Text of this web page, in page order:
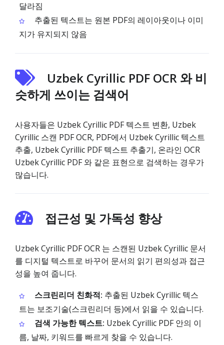
달라짐
추출된 텍스트는 원본 PDF의 레이아웃이나 이미
지가 유지되지 않음
Uzbek Cyrillic PDF OCR 와 비
슷하게 쓰이는 검색어
사용자들은 Uzbek Cyrillic PDF 텍스트 변환, Uzbek
Cyrillic 스캔 PDF OCR, PDF에서 Uzbek Cyrillic 텍스트
추출, Uzbek Cyrillic PDF 텍스트 추출기, 온라인 OCR
Uzbek Cyrillic PDF 와 같은 표현으로 검색하는 경우가
많습니다.
접근성 및 가독성 향상
Uzbek Cyrillic PDF OCR 는 스캔된 Uzbek Cyrillic 문서
를 디지털 텍스트로 바꾸어 문서의 읽기 편의성과 접근
성을 높여 줍니다.
스크린리더 친화적: 추출된 Uzbek Cyrillic 텍스
트는 보조기술(스크린리더 등)에서 읽을 수 있습니다.
검색 가능한 텍스트: Uzbek Cyrillic PDF 안의 이
름, 날짜, 키워드를 빠르게 찾을 수 있습니다.